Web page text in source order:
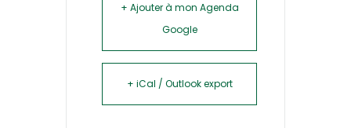
+ Ajouter à mon Agenda
Google
+ iCal / Outlook export